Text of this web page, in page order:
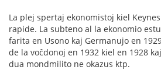
La plej spertaj ekonomistoj kiel
rapide. La subteno al la ekonomio
farita en Usono kaj Germanujo en
de la voĉdonoj en 1932 kiel en 1928
dua mondmilito ne okazus ktp.